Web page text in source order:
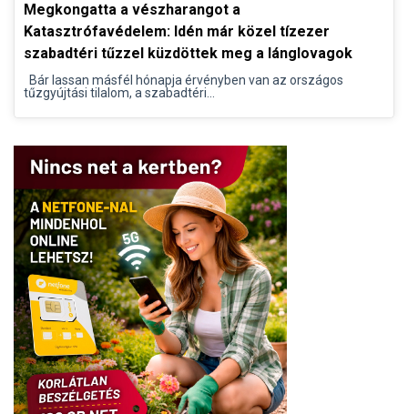
Megkongatta a vészharangot a
Katasztrófavédelem: Idén már közel tízezer
szabadtéri tűzzel küzdöttek meg a lánglovagok
Bár lassan másfél hónapja érvényben van az országos
tűzgyújtási tilalom, a szabadtéri...